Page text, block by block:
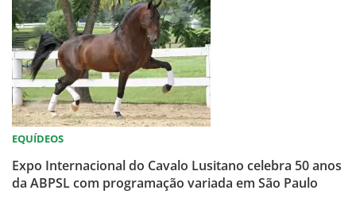
EQUÍDEOS
Expo Internacional do Cavalo Lusitano celebra 50 anos
da ABPSL com programação variada em São Paulo